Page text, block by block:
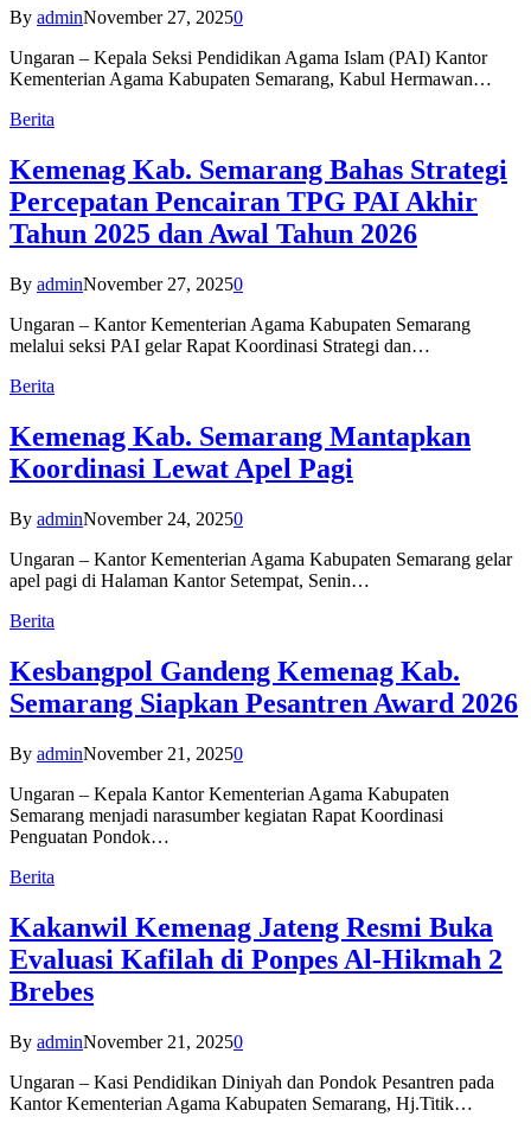
By adminNovember 27, 20250
Ungaran – Kepala Seksi Pendidikan Agama Islam (PAI) Kantor
Kementerian Agama Kabupaten Semarang, Kabul Hermawan…
Berita
Kemenag Kab. Semarang Bahas Strategi
Percepatan Pencairan TPG PAI Akhir
Tahun 2025 dan Awal Tahun 2026
By adminNovember 27, 20250
Ungaran – Kantor Kementerian Agama Kabupaten Semarang
melalui seksi PAI gelar Rapat Koordinasi Strategi dan…
Berita
Kemenag Kab. Semarang Mantapkan
Koordinasi Lewat Apel Pagi
By adminNovember 24, 20250
Ungaran – Kantor Kementerian Agama Kabupaten Semarang gelar
apel pagi di Halaman Kantor Setempat, Senin…
Berita
Kesbangpol Gandeng Kemenag Kab.
Semarang Siapkan Pesantren Award 2026
By adminNovember 21, 20250
Ungaran – Kepala Kantor Kementerian Agama Kabupaten
Semarang menjadi narasumber kegiatan Rapat Koordinasi
Penguatan Pondok…
Berita
Kakanwil Kemenag Jateng Resmi Buka
Evaluasi Kafilah di Ponpes Al-Hikmah 2
Brebes
By adminNovember 21, 20250
Ungaran – Kasi Pendidikan Diniyah dan Pondok Pesantren pada
Kantor Kementerian Agama Kabupaten Semarang, Hj.Titik…